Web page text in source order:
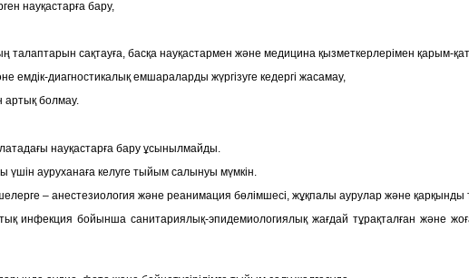
науқастарға бару,
талаптарын сақтауға, басқа науқастармен және медицина қызметкерлерімен қарым-
емдік-диагностикалық емшараларды жүргізуге кедергі жасамау,
артық болмау.
науқастарға бару ұсынылмайды.
үшін ауруханаға келуге тыйым салынуы мүмкін.
– анестезиология және реанимация бөлімшесі, жұқпалы аурулар және
инфекция бойынша санитариялық-эпидемиологиялық жағдай тұрақталған және